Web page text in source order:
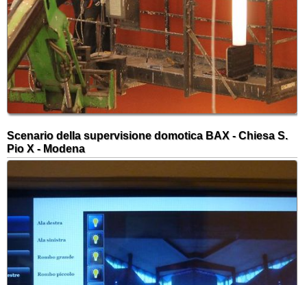
Scenario della supervisione domotica BAX - Chiesa S.
Pio X - Modena